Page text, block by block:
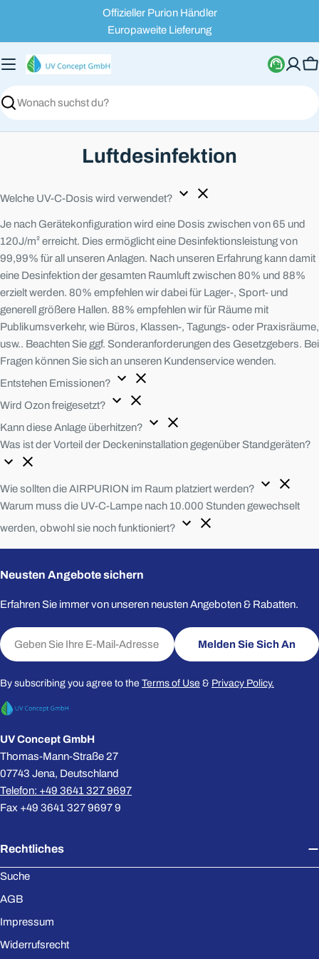
springen
Offizieller Purion Händler
Europaweite Lieferung
Suchen
Luftdesinfektion
Welche UV-C-Dosis wird verwendet?
Je nach Gerätekonfiguration wird eine Dosis zwischen von 65 und
120J/m² erreicht. Dies ermöglicht eine Desinfektionsleistung von
99,99% für all unseren Anlagen. Nach unseren Erfahrung kann damit
eine Desinfektion der gesamten Raumluft zwischen 80% und 88%
erzielt werden. 80% empfehlen wir dabei für Lager-, Sport- und
generell größere Hallen. 88% empfehlen wir für Räume mit
Publikumsverkehr, wie Büros, Klassen-, Tagungs- oder Praxisräume,
usw.. Beachten Sie ggf. Sonderanforderungen des Gesetzgebers. Bei
Fragen können Sie sich an unseren Kundenservice wenden.
Entstehen Emissionen?
Wird Ozon freigesetzt?
Kann diese Anlage überhitzen?
Was ist der Vorteil der Deckeninstallation gegenüber Standgeräten?
Wie sollten die AIRPURION im Raum platziert werden?
Warum muss die UV-C-Lampe nach 10.000 Stunden gewechselt
werden, obwohl sie noch funktioniert?
UV Concept GmbH
Thomas-Mann-Straße 27
07743 Jena, Deutschland
Telefon: +49 3641 327 9697
Fax +49 3641 327 9697 9
Rechtliches
Suche
AGB
Impressum
Widerrufsrecht
Neusten Angebote sichern
Erfahren Sie immer von unseren neusten Angeboten & Rabatten.
E-
Mail
Melden Sie Sich An
By subscribing you agree to the Terms of Use & Privacy Policy.
Sie haben Fragen oder wünschen eine individuelle
Öffnungszeiten:
+49 3641 327 9697
Name
Mail
Ihr
Ihre